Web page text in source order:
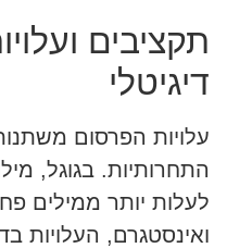
תקציבים
דיגיטלי
עלויות הפרסום
התחרותיות. בגוגל,
לעלות יותר ממילים
ואינסטגרם, העלויות